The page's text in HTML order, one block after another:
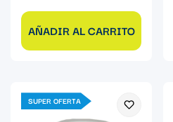
AÑADIR AL CARRITO
SUPER OFERTA